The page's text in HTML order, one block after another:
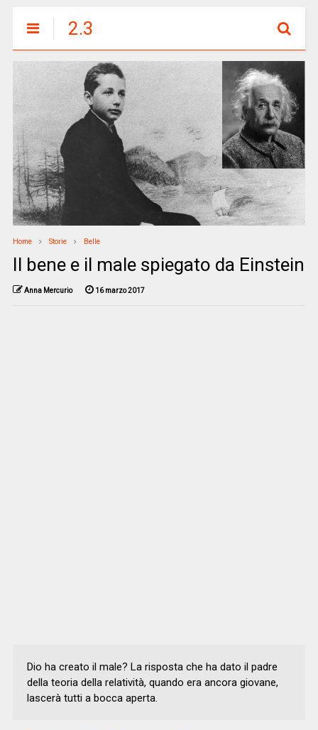
2.3
Home Storie Belle
Il bene e il male spiegato da Einstein
Anna Mercurio 16 marzo 2017
Dio ha creato il male? La risposta che ha dato il padre
della teoria della relatività, quando era ancora giovane,
lascerà tutti a bocca aperta.